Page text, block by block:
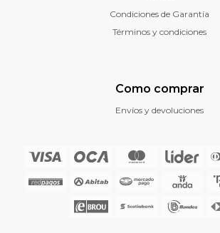
Condiciones de Garantía
Términos y condiciones
Como comprar
Envíos y devoluciones